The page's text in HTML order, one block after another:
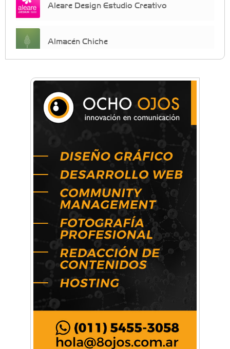
Aleare Design Estudio Creativo
Almacén Chiche
crecimiento personal
Arq. Horacio Alejandro Sánchez
Artística ApasionArte
Artística Veral
BAIC Ramos Mejía
Brisé Estudio de Danzas
Buenos Aires Equipar